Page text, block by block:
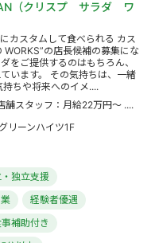
（クリスプ サラダ ワ
カスタムして食べられる カス
の店長候補の募集にな
をご提供するのはもちろん、
います。 その気持ちは、一緒
ちや将来へのイメ....
スタッフ：月給22万円～ ....
リーンハイツ1F
独立支援
経験者優遇
補助付き